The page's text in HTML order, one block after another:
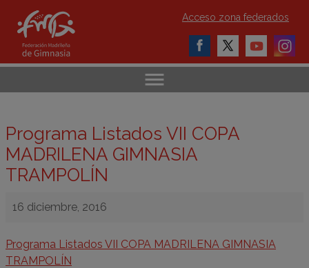
Acceso zona federados
Programa Listados VII COPA
MADRILENA GIMNASIA
TRAMPOLÍN
16 diciembre, 2016
Programa Listados VII COPA MADRILENA GIMNASIA
TRAMPOLÍN